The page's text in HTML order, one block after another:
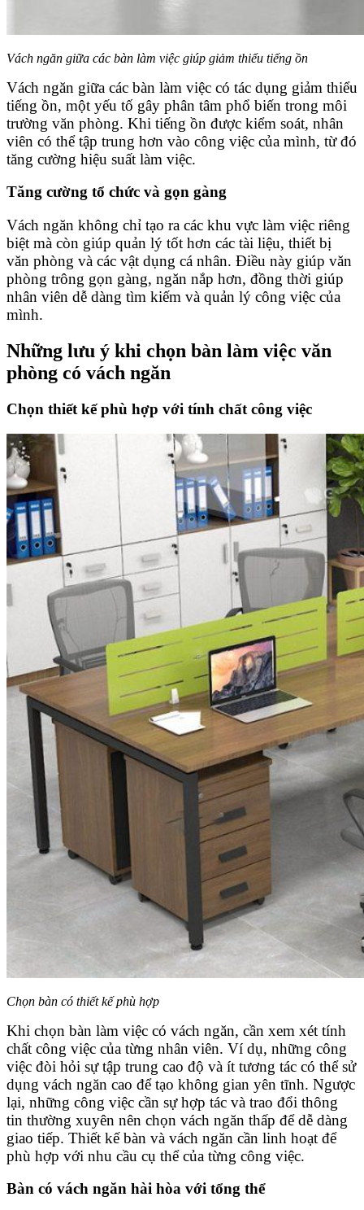
Vách ngăn giữa các bàn làm việc giúp giảm thiểu tiếng ồn
Vách ngăn giữa các bàn làm việc có tác dụng giảm thiểu
tiếng ồn, một yếu tố gây phân tâm phổ biến trong môi
trường văn phòng. Khi tiếng ồn được kiểm soát, nhân
viên có thể tập trung hơn vào công việc của mình, từ đó
tăng cường hiệu suất làm việc.
Tăng cường tổ chức và gọn gàng
Vách ngăn không chỉ tạo ra các khu vực làm việc riêng
biệt mà còn giúp quản lý tốt hơn các tài liệu, thiết bị
văn phòng và các vật dụng cá nhân. Điều này giúp văn
phòng trông gọn gàng, ngăn nắp hơn, đồng thời giúp
nhân viên dễ dàng tìm kiếm và quản lý công việc của
mình.
Những lưu ý khi chọn bàn làm việc văn
phòng có vách ngăn
Chọn thiết kế phù hợp với tính chất công việc
Chọn bàn có thiết kế phù hợp
Khi chọn bàn làm việc có vách ngăn, cần xem xét tính
chất công việc của từng nhân viên. Ví dụ, những công
việc đòi hỏi sự tập trung cao độ và ít tương tác có thể sử
dụng vách ngăn cao để tạo không gian yên tĩnh. Ngược
lại, những công việc cần sự hợp tác và trao đổi thông
tin thường xuyên nên chọn vách ngăn thấp để dễ dàng
giao tiếp. Thiết kế bàn và vách ngăn cần linh hoạt để
phù hợp với nhu cầu cụ thể của từng công việc.
Bàn có vách ngăn hài hòa với tổng thể